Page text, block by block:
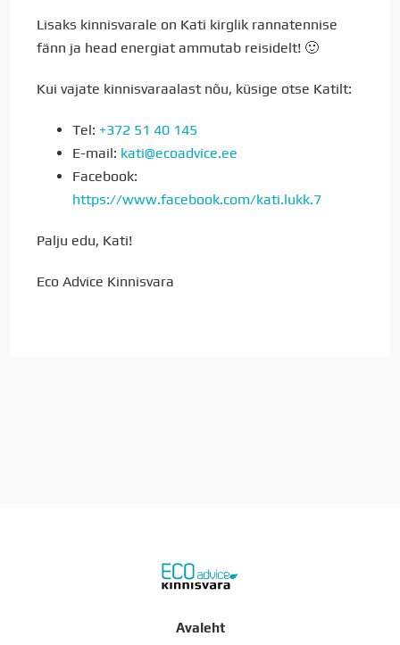
Lisaks kinnisvarale on Kati kirglik rannatennise
fänn ja head energiat ammutab reisidelt! 🙂
Kui vajate kinnisvaraalast nõu, küsige otse Katilt:
Tel: +372 51 40 145
E-mail: kati@ecoadvice.ee
Facebook:
https://www.facebook.com/kati.lukk.7
Palju edu, Kati!
Eco Advice Kinnisvara
Avaleht